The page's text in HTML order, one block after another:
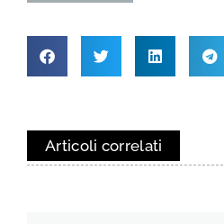
Articoli correlati